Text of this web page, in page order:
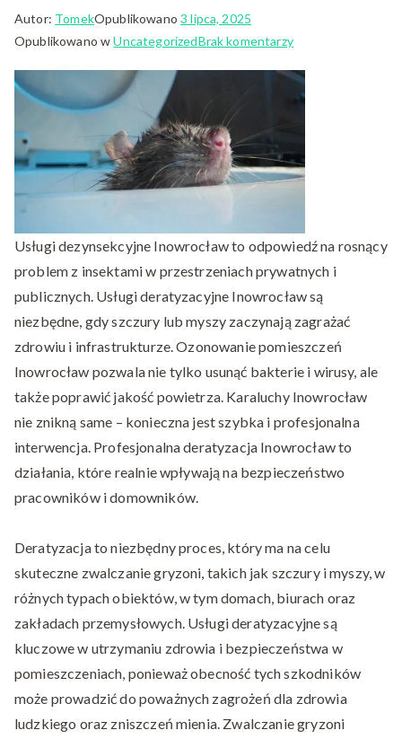
Autor: TomekOpublikowano3 lipca, 2025
Opublikowano wUncategorizedBrak komentarzydo
pluskiew
kiedy
wezwać
Usługi dezynsekcyjne Inowrocław to odpowiedź na rosnący
problem z insektami w przestrzeniach prywatnych i
publicznych. Usługi deratyzacyjne Inowrocław są
niezbędne, gdy szczury lub myszy zaczynają zagrażać
zdrowiu i infrastrukturze. Ozonowanie pomieszczeń
Inowrocław pozwala nie tylko usunąć bakterie i wirusy, ale
także poprawić jakość powietrza. Karaluchy Inowrocław
nie znikną same – konieczna jest szybka i profesjonalna
interwencja. Profesjonalna deratyzacja Inowrocław to
działania, które realnie wpływają na bezpieczeństwo
pracowników i domowników.
Deratyzacja to niezbędny proces, który ma na celu
skuteczne zwalczanie gryzoni, takich jak szczury i myszy, w
różnych typach obiektów, w tym domach, biurach oraz
zakładach przemysłowych. Usługi deratyzacyjne są
kluczowe w utrzymaniu zdrowia i bezpieczeństwa w
pomieszczeniach, ponieważ obecność tych szkodników
może prowadzić do poważnych zagrożeń dla zdrowia
ludzkiego oraz zniszczeń mienia. Zwalczanie gryzoni